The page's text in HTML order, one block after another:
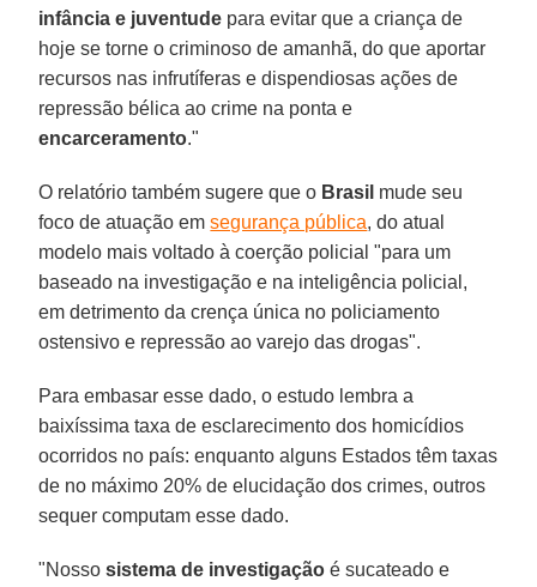
infância e juventude para evitar que a criança de
hoje se torne o criminoso de amanhã, do que aportar
recursos nas infrutíferas e dispendiosas ações de
repressão bélica ao crime na ponta e
encarceramento."
O relatório também sugere que o Brasil mude seu
foco de atuação emsegurança pública, do atual
modelo mais voltado à coerção policial "para um
baseado na investigação e na inteligência policial,
em detrimento da crença única no policiamento
ostensivo e repressão ao varejo das drogas".
Para embasar esse dado, o estudo lembra a
baixíssima taxa de esclarecimento dos homicídios
ocorridos no país: enquanto alguns Estados têm taxas
de no máximo 20% de elucidação dos crimes, outros
sequer computam esse dado.
"Nossosistema de investigação é sucateado e